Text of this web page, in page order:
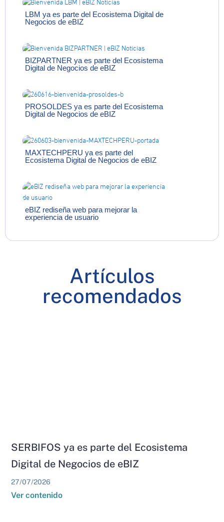
LBM ya es parte del Ecosistema Digital de
Negocios de eBIZ
BIZPARTNER ya es parte del Ecosistema
Digital de Negocios de eBIZ
PROSOLDES ya es parte del Ecosistema
Digital de Negocios de eBIZ
MAXTECHPERU ya es parte del
Ecosistema Digital de Negocios de eBIZ
eBIZ rediseña web para mejorar la
experiencia de usuario
Artículos
recomendados
SERBIFOS ya es parte del Ecosistema
Digital de Negocios de eBIZ
27/07/2026
Ver contenido